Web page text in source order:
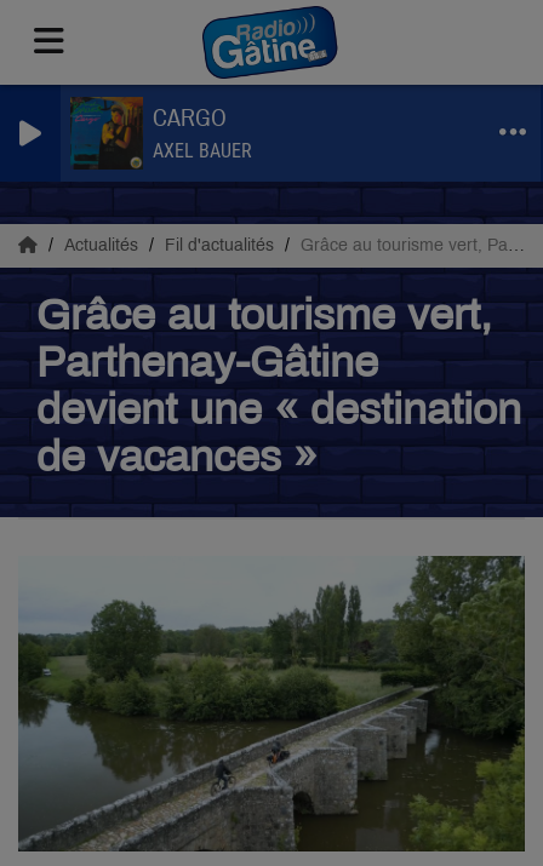
CARGO
AXEL BAUER
Actualités Fil d'actualités Grâce au tourisme vert, Parthenay-Gâtine devient une « destination de vacances »
Grâce au tourisme vert,
Parthenay-Gâtine
devient une « destination
de vacances »